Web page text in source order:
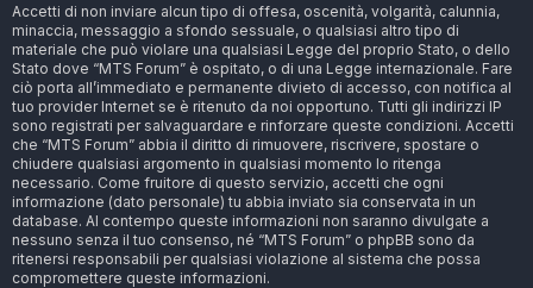
Accetti di non inviare alcun tipo di offesa, oscenità, volgarità, calunnia,
minaccia, messaggio a sfondo sessuale, o qualsiasi altro tipo di
materiale che può violare una qualsiasi Legge del proprio Stato, o dello
Stato dove “MTS Forum” è ospitato, o di una Legge internazionale. Fare
ciò porta all’immediato e permanente divieto di accesso, con notifica al
tuo provider Internet se è ritenuto da noi opportuno. Tutti gli indirizzi IP
sono registrati per salvaguardare e rinforzare queste condizioni. Accetti
che “MTS Forum” abbia il diritto di rimuovere, riscrivere, spostare o
chiudere qualsiasi argomento in qualsiasi momento lo ritenga
necessario. Come fruitore di questo servizio, accetti che ogni
informazione (dato personale) tu abbia inviato sia conservata in un
database. Al contempo queste informazioni non saranno divulgate a
nessuno senza il tuo consenso, né “MTS Forum” o phpBB sono da
ritenersi responsabili per qualsiasi violazione al sistema che possa
compromettere queste informazioni.